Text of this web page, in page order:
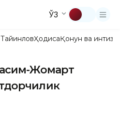
ЎЗ
ТайинловҲодисаҚонун ва
Жомарт